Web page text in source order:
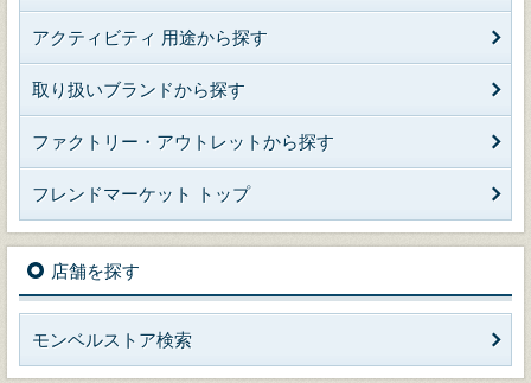
アクティビティ 用途から探す
取り扱いブランドから探す
ファクトリー・アウトレットから探す
フレンドマーケット トップ
店舗を探す
モンベルストア検索